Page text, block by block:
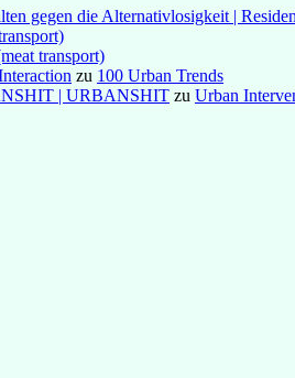
gegen die Alternativlosigkeit |
transport)
zu 100 Urban Trends
| URBANSHIT zu Urban